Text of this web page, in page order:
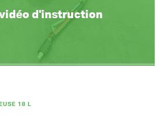
d'instruction
18 L